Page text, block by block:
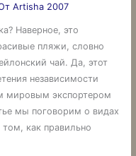
Artisha 2007
Наверное, это
пляжи, словно
чай. Да, этот
независимости
мировым экспортером
мы поговорим о видах
как правильно